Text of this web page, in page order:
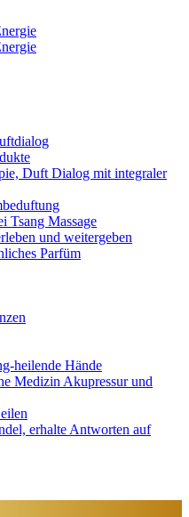
Duft Dialog mit integraler
Tsang Massage
und weitergeben
Parfüm
heilende Hände
Medizin Akupressur und
erhalte Antworten auf